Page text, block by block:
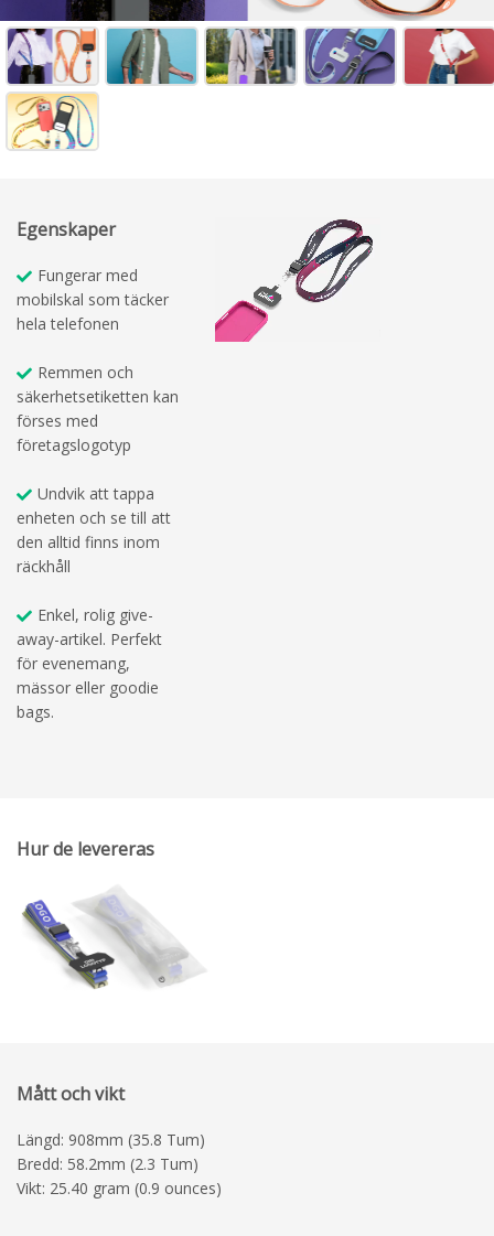
Egenskaper
Fungerar med
mobilskal som täcker
hela telefonen
Remmen och
säkerhetsetiketten kan
förses med
företagslogotyp
Undvik att tappa
enheten och se till att
den alltid finns inom
räckhåll
Enkel, rolig give-
away-artikel. Perfekt
för evenemang,
mässor eller goodie
bags.
Hur de levereras
Mått och vikt
Längd: 908mm (35.8 Tum)
Bredd: 58.2mm (2.3 Tum)
Vikt: 25.40 gram (0.9 ounces)